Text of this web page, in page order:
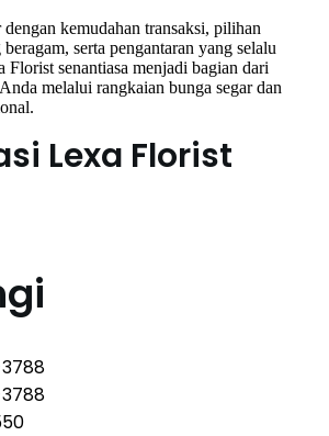
kemudahan transaksi, pilihan
serta pengantaran yang selalu
Florist senantiasa menjadi bagian dari
melalui rangkaian bunga segar dan
Lexa Florist